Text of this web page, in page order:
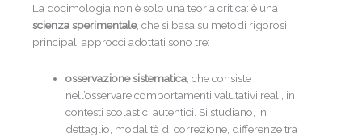
La docimologia non è solo una teoria critica: è una
scienza sperimentale, che si basa su metodi rigorosi. I
principali approcci adottati sono tre:
osservazione sistematica , che consiste
nell’osservare comportamenti valutativi reali, in
contesti scolastici autentici. Si studiano, in
dettaglio, modalità di correzione, differenze tra